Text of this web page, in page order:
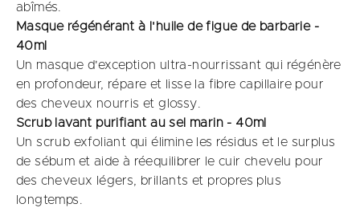
abîmés.
Masque régénérant à l'huile de figue de barbarie -
40ml
Un masque d'exception ultra-nourrissant qui régénère
en profondeur, répare et lisse la fibre capillaire pour
des cheveux nourris et glossy.
Scrub lavant purifiant au sel marin - 40ml
Un scrub exfoliant qui élimine les résidus et le surplus
de sébum et aide à réequilibrer le cuir chevelu pour
des cheveux légers, brillants et propres plus
longtemps.